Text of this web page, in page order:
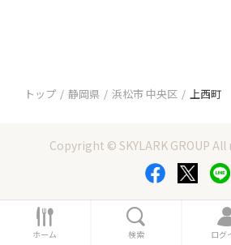
トップ 静岡県 浜松市 中央区 上西町
Copyright © SKYLARK GROUP
ホ
ー
ホーム 索
検索 ログ